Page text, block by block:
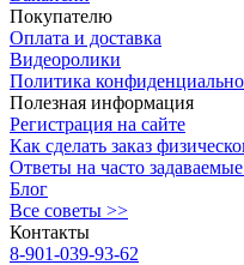
Покупателю
Оплата и доставка
Видеоролики
Политика
Полезная информация
Регистрация на сайте
Как сделать заказ
Ответы на часто
Блог
Все советы >>
Контакты
8-901-039-93-62